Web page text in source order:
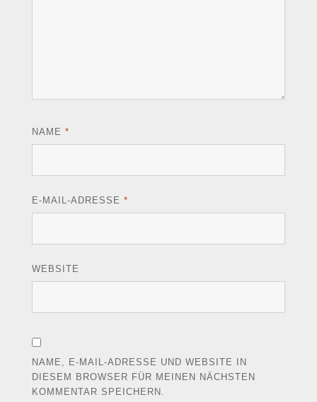
NAME *
E-MAIL-ADRESSE *
WEBSITE
NAME, E-MAIL-ADRESSE UND WEBSITE IN
DIESEM BROWSER FÜR MEINEN NÄCHSTEN
KOMMENTAR SPEICHERN.